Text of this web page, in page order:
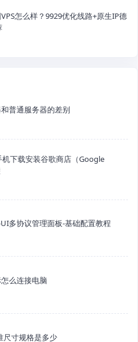
怎么样？9929优化线路+原生IP德
普通服务器的差别
机下载安装谷歌商店（Google
UI多协议管理面板-基础配置教程
么连接电脑
尺寸规格是多少